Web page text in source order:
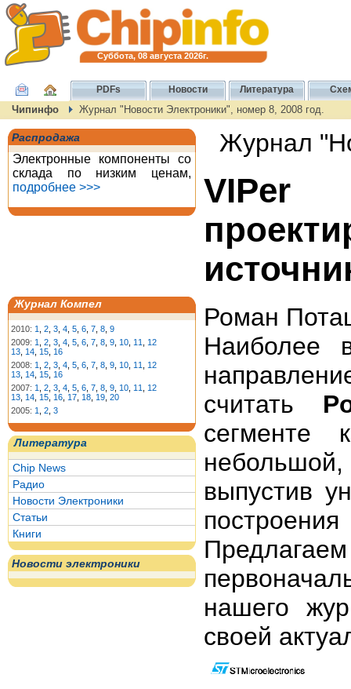
Суббота, 08 августа 2026г.
PDFs Новости Литература
Чипинфо Журнал "Новости Электроники", номер 8, 2008 год.
Распродажа
Электронные компоненты со
склада по низким ценам,
подробнее >>>
Журнал Компел
2010: 1 2 3 4 5 6 7 8 9
2009: 1 2 3 4 5 6 7 8 9 10 11
12
13 14 15 16
2008: 1 2 3 4 5 6 7 8 9 10 11
12
13 14 15 16
2007: 1 2 3 4 5 6 7 8 9 10 11
12
13 14 15 16 17 18 19 20
2005: 1 2 3
Литература
Chip News
Радио
Новости Электроники
Статьи
Книги
Новости электроники
Журнал
Роман
Наиболее
считать
сегменте
небольшой,
выпустив
нашего
своей